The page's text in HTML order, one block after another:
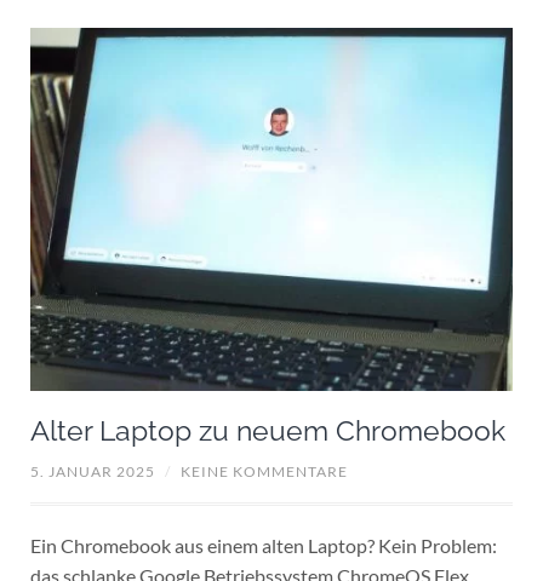
Alter Laptop zu neuem Chromebook
5. JANUAR 2025 / KEINE KOMMENTARE
Ein Chromebook aus einem alten Laptop? Kein Problem:
das schlanke Google Betriebssystem ChromeOS Flex